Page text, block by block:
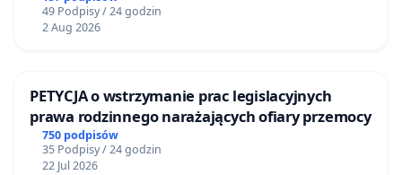
49 Podpisy / 24 godzin
2 Aug 2026
PETYCJA o wstrzymanie prac legislacyjnych
prawa rodzinnego narażających ofiary przemocy
750 podpisów
35 Podpisy / 24 godzin
22 Jul 2026